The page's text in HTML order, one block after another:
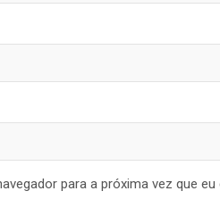
para a próxima vez que eu